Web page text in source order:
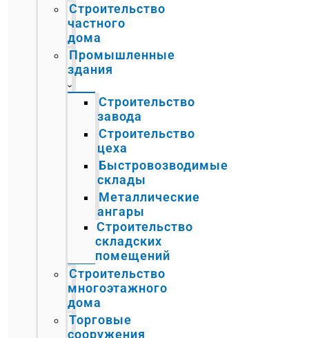
Строительство
частного
дома
Промышленные
здания
Строительство
завода
Строительство
цеха
Быстровозводимые
склады
Металлические
ангары
Строительство
складских
помещений
Строительство
многоэтажного
дома
Торговые
сооружения